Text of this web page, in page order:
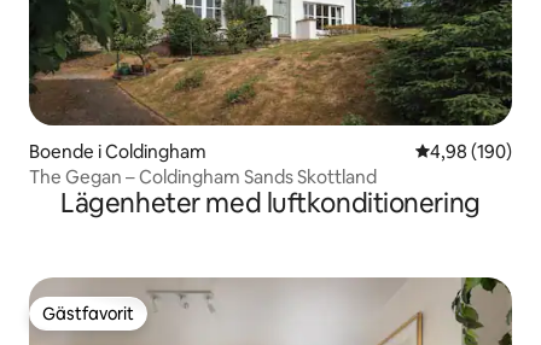
Boende i Coldingham 4,98 av 5 i
4,98 (190)
The Gegan – Coldingham Sands Skottland
Lägenheter med luftkonditionering
Gästfavorit
Gästfavorit